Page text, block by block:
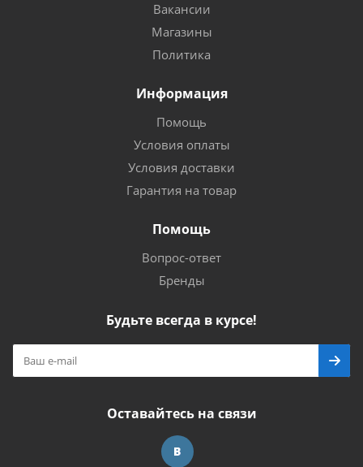
Вакансии
Магазины
Политика
Информация
Помощь
Условия оплаты
Условия доставки
Гарантия на товар
Помощь
Вопрос-ответ
Бренды
Будьте всегда в курсе!
Оставайтесь на связи